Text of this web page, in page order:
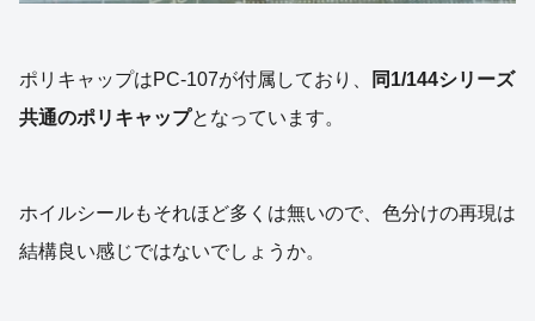
ポリキャップはPC-107が付属しており、
同1/144シリーズ
共通のポリキャップとなっています。
ホイルシールもそれほど多くは無いので、色分けの再現は
結構良い感じではないでしょうか。